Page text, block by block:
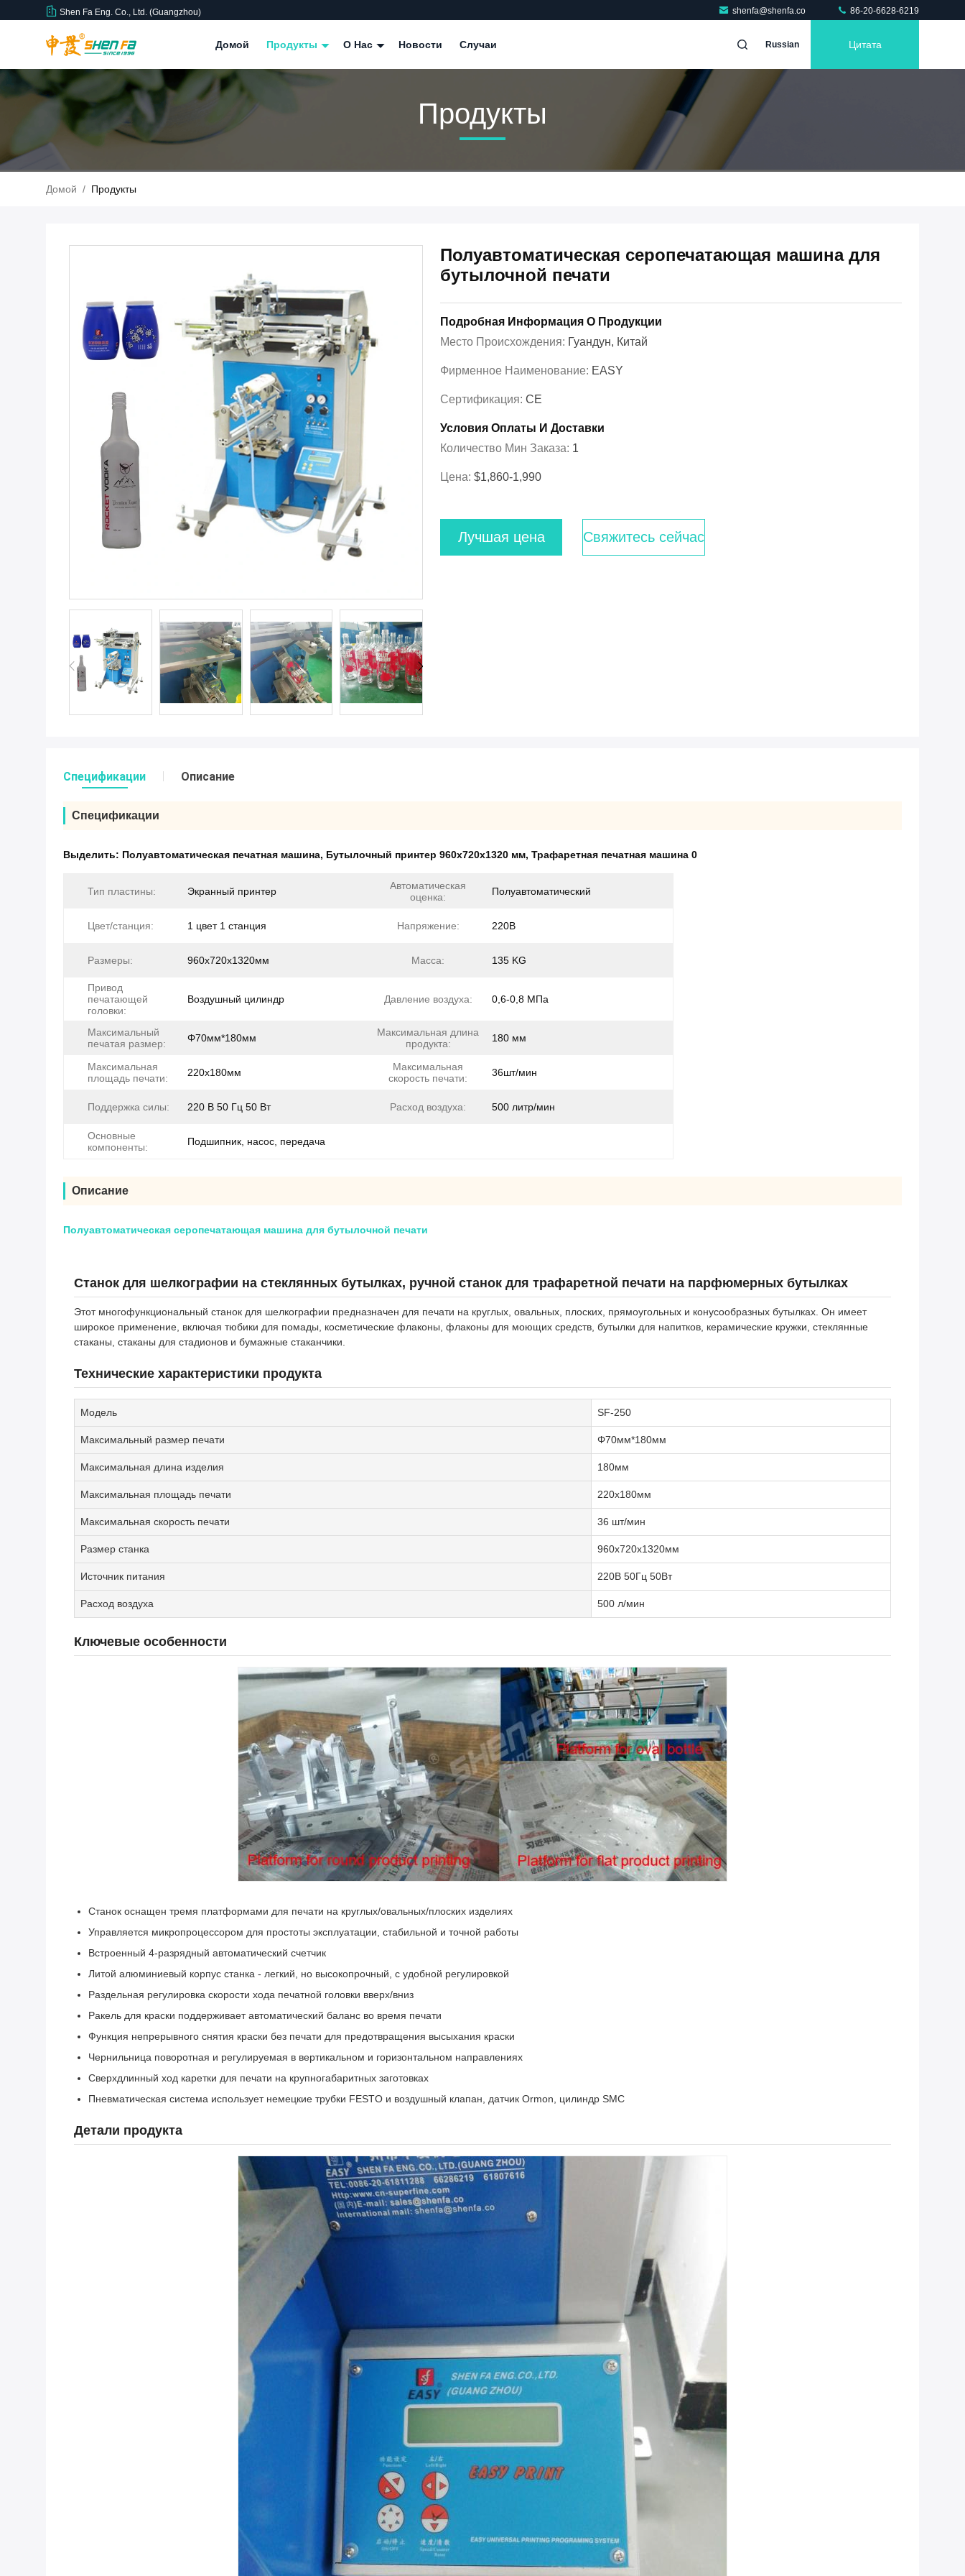
Shen Fa Eng. Co., Ltd. (Guangzhou) shenfa@shenfa.co 86-20-6628-6219
Домой Продукты О Нас Новости Случаи Russian Цитата
Продукты
Домой / Продукты
Полуавтоматическая серопечатающая машина для
бутылочной печати
Подробная Информация О Продукции
Место Происхождения: Гуандун, Китай
Фирменное Наименование: EASY
Сертификация: CE
Условия Оплаты И Доставки
Количество Мин Заказа: 1
Цена: $1,860-1,990
Лучшая цена Свяжитесь сейчас
Спецификации Описание
Спецификации
Выделить: Полуавтоматическая печатная машина, Бутылочный принтер 960x720x1320 мм, Трафаретная печатная машина 0
Тип пластины: Экранный принтер
Автоматическая
оценка:
Полуавтоматический
Цвет/станция: 1 цвет 1 станция Напряжение: 220В
Размеры: 960х720х1320мм Масса: 135 KG
Привод
печатающей
головки:
Воздушный цилиндр Давление воздуха: 0,6-0,8 МПа
Максимальный
печатая размер:
Φ70мм*180мм
Максимальная длина
продукта:
180 мм
Максимальная
площадь печати:
220х180мм
Максимальная
скорость печати:
36шт/мин
Поддержка силы: 220 В 50 Гц 50 Вт Расход воздуха: 500 литр/мин
Основные
компоненты:
Подшипник, насос, передача
Описание
Полуавтоматическая серопечатающая машина для бутылочной печати
Станок для шелкографии на стеклянных бутылках, ручной станок для трафаретной печати на парфюмерных бутылках
Этот многофункциональный станок для шелкографии предназначен для печати на круглых, овальных, плоских, прямоугольных и конусообразных бутылках. Он имеет
широкое применение, включая тюбики для помады, косметические флаконы, флаконы для моющих средств, бутылки для напитков, керамические кружки, стеклянные
стаканы, стаканы для стадионов и бумажные стаканчики.
Технические характеристики продукта
Модель SF-250
Максимальный размер печати Φ70мм*180мм
Максимальная длина изделия 180мм
Максимальная площадь печати 220x180мм
Максимальная скорость печати 36 шт/мин
Размер станка 960x720x1320мм
Источник питания 220В 50Гц 50Вт
Расход воздуха 500 л/мин
Ключевые особенности
Станок оснащен тремя платформами для печати на круглых/овальных/плоских изделиях
Управляется микропроцессором для простоты эксплуатации, стабильной и точной работы
Встроенный 4-разрядный автоматический счетчик
Литой алюминиевый корпус станка - легкий, но высокопрочный, с удобной регулировкой
Раздельная регулировка скорости хода печатной головки вверх/вниз
Ракель для краски поддерживает автоматический баланс во время печати
Функция непрерывного снятия краски без печати для предотвращения высыхания краски
Чернильница поворотная и регулируемая в вертикальном и горизонтальном направлениях
Сверхдлинный ход каретки для печати на крупногабаритных заготовках
Пневматическая система использует немецкие трубки FESTO и воздушный клапан, датчик Ormon, цилиндр SMC
Детали продукта